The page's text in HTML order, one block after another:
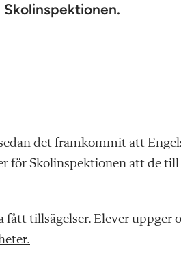
det framkommit att
för Skolinspektionen att de
tillsägelser. Elever uppger